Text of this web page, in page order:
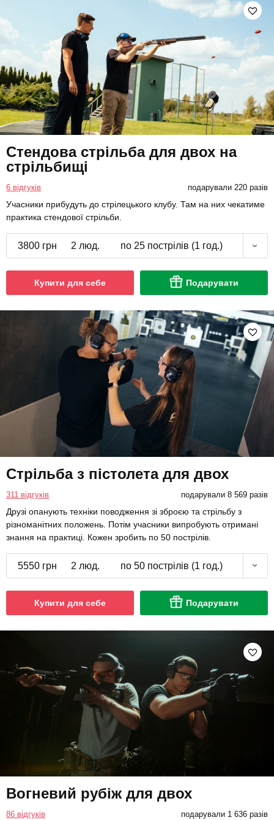
Стендова стрільба для двох на
стрільбищі
6 відгуків подарували 220 разів
Учасники прибудуть до стрілецького клубу. Там на них чекатиме
практика стендової стрільби.
3800 грн 2 люд. по 25 пострілів (1 год.)
Купити для себе Подарувати
Стрільба з пістолета для двох
311 відгуків подарували 8 569 разів
Друзі опанують техніки поводження зі зброєю та стрільбу з
різноманітних положень. Потім учасники випробують отримані
знання на практиці. Кожен зробить по 50 пострілів.
5550 грн 2 люд. по 50 пострілів (1 год.)
Купити для себе Подарувати
Вогневий рубіж для двох
86 відгуків подарували 1 636 разів